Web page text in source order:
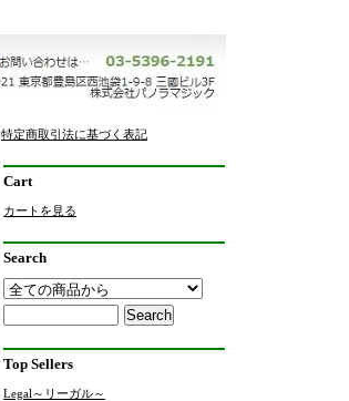
特定商取引法に基づく表記
Cart
カートを見る
Search
Top Sellers
Legal～リーガル～